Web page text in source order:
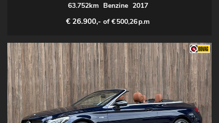
63.752km Benzine 2017
€ 26.900,- of €500,26p.m